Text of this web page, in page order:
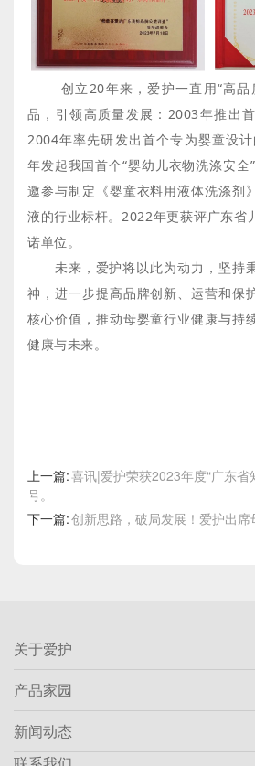
创立20年来，爱护一直用“高品
品，引领高质量发展：2003年推出
2004年率先研发出首个专为婴童设
年发起我国首个“婴幼儿衣物洗涤安
邀参与制定《婴童衣料用液体洗涤剂
液的行业标杆。2022年更获评广东省
诺单位。
未来，爱护将以此为动力，坚持
神，进一步提高品牌创新、运营和保
核心价值，推动母婴童行业健康与持
健康与未来。
上一篇:喜讯|爱护荣获2023年度“广东省
号。
下一篇:创新思路，破局发展！爱护出席
关于爱护
产品家园
新闻动态